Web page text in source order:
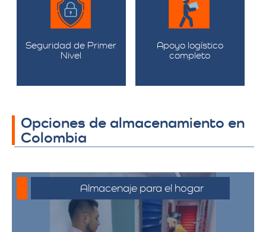
Seguridad de Primer
Nivel
Apoyo logístico
completo
Opciones de almacenamiento en
Colombia
Almacenaje para el hogar
Ofrecemos servicios de almacenamiento